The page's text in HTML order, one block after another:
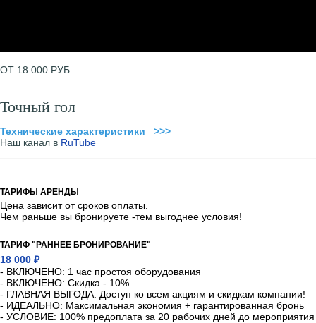
ОТ 18 000 РУБ.
Точный гол
Технические характеристики >>>
Наш канал в RuTube
ТАРИФЫ АРЕНДЫ
Цена зависит от сроков оплаты.
Чем раньше вы бронируете -тем выгоднее условия!
ТАРИФ "РАННЕЕ БРОНИРОВАНИЕ"
18 000 ₽
- ВКЛЮЧЕНО: 1 час простоя оборудования
- ВКЛЮЧЕНО: Скидка - 10%
- ГЛАВНАЯ ВЫГОДА: Доступ ко всем акциям и скидкам компании!
- ИДЕАЛЬНО: Максимальная экономия + гарантированная бронь
- УСЛОВИЕ: 100% предоплата за 20 рабочих дней до мероприятия